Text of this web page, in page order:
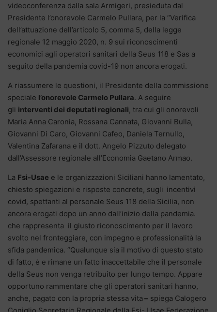
videoconferenza dalla sala Armigeri, presieduta dal
Presidente l’onorevole Carmelo Pullara, per la “Verifica
dell’attuazione dell’articolo 5, comma 5, della legge
regionale 12 maggio 2020, n. 9 sui riconoscimenti
economici agli operatori sanitari della Seus 118 e Sas a
seguito della pandemia covid-19 non ancora erogati.
A riassumere le questioni, il Presidente della commissione
speciale l’onorevole Carmelo Pullara. A seguire
gli interventi dei deputati regionali, tra cui gli onorevoli
Maria Anna Caronia, Rossana Cannata, Giovanni Bulla,
Giovanni Di Caro, Giovanni Cafeo, Daniela Ternullo,
Valentina Zafarana e il dott. Angelo Pizzuto delegato
dall’Assessore regionale all’Economia Gaetano Armao.
La Fsi-Usae e le organizzazioni Siciliani hanno lamentato,
chiesto spiegazioni e risposte concrete, sugli incentivi
covid, spettanti al personale Seus 118 della Sicilia, non
ancora erogati dopo un anno dall’inizio della pandemia.
che rappresenta il giusto riconoscimento per il lavoro
svolto nel fronteggiare, con impegno e professionalità la
sfida pandemica. “Qualunque sia il motivo di questo stato
di fatto, è e rimane un fatto inaccettabile che il personale
della Seus non venga retribuito per lungo tempo. Appare
opportuno rammentare che gli operatori sanitari hanno,
anche, pagato con la propria stessa vita – spiega Calogero